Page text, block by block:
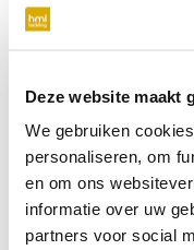
Deze website maakt
We gebruiken
personaliseren, om
en om ons
informatie over uw
partners voor social
verplicht
niet verplicht
Datum:15-12-2025
Tijdstip: